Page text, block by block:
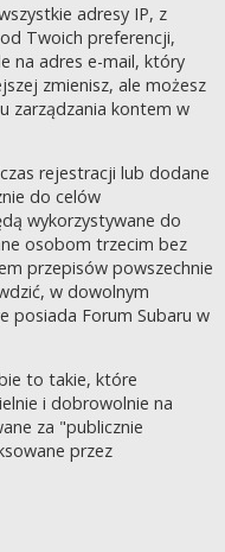
adresy IP, z
Twoich preferencji,
na adres e-mail, który
zmienisz, ale możesz
zarządzania kontem w
rejestracji lub dodane
do celów
wykorzystywane do
osobom trzecim bez
przepisów powszechnie
w dowolnym
posiada Forum Subaru w
to takie, które
i dobrowolnie na
za "publicznie
przez